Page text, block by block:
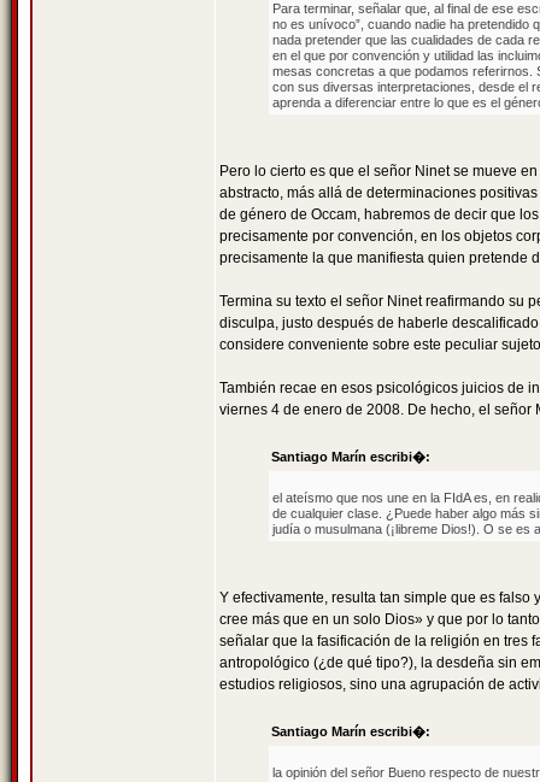
Para terminar, señalar que, al final de ese
no es unívoco”, cuando nadie ha pretendido
nada pretender que las cualidades de cada
en el que por convención y utilidad las
mesas concretas a que podamos referirnos.
con sus diversas interpretaciones, desde el
aprenda a diferenciar entre lo que es el
Pero lo cierto es que el señor Ninet se mueve
abstracto, más allá de determinaciones
de género de Occam, habremos de decir que
precisamente por convención, en los objetos
precisamente la que manifiesta quien pretende
Termina su texto el señor Ninet reafirmando su
disculpa, justo después de haberle
considere conveniente sobre este peculiar
También recae en esos psicológicos juicios de
viernes 4 de enero de 2008. De hecho, el
Santiago Marín escribi�:
el ateísmo que nos une en la FIdA es, en
de cualquier clase. ¿Puede haber algo más
judía o musulmana (¡libreme Dios!). O se es
Y efectivamente, resulta tan simple que es
cree más que en un solo Dios» y que por lo
señalar que la fasificación de la religión en tres
antropológico (¿de qué tipo?), la desdeña sin
estudios religiosos, sino una agrupación de
Santiago Marín escribi�:
la opinión del señor Bueno respecto de